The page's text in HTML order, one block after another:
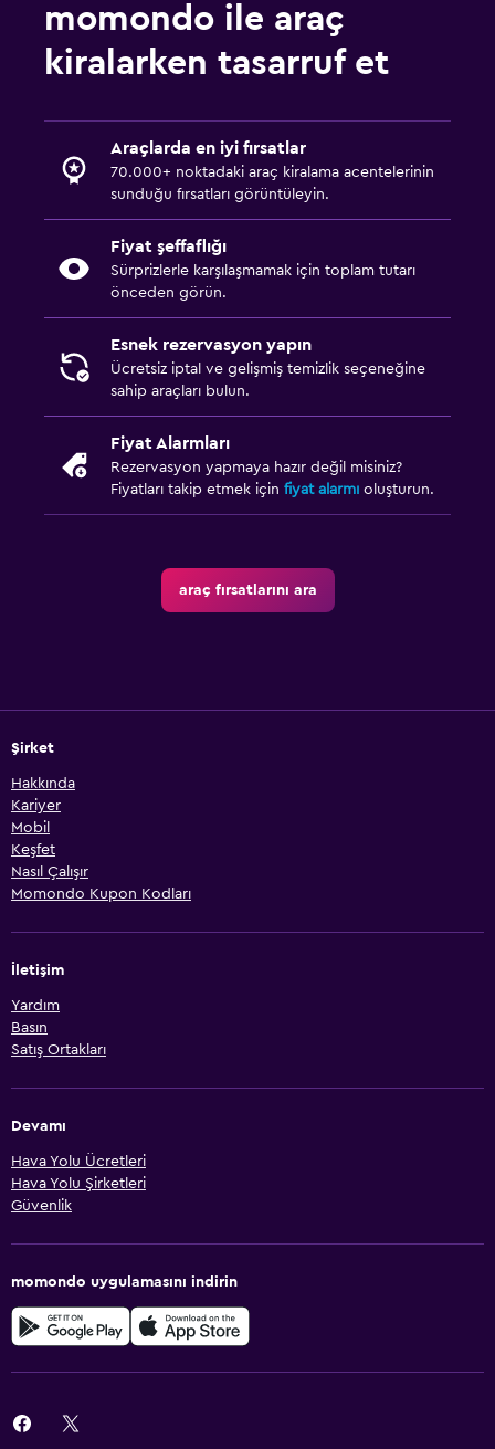
momondo ile araç
kiralarken tasarruf et
Araçlarda en iyi fırsatlar
70.000+ noktadaki araç kiralama acentelerinin
sunduğu fırsatları görüntüleyin.
Fiyat şeffaflığı
Sürprizlerle karşılaşmamak için toplam tutarı
önceden görün.
Esnek rezervasyon yapın
Ücretsiz iptal ve gelişmiş temizlik seçeneğine
sahip araçları bulun.
Fiyat Alarmları
Rezervasyon yapmaya hazır değil misiniz?
Fiyatları takip etmek için fiyat alarmı oluşturun.
araç fırsatlarını ara
Şirket
Hakkında
Kariyer
Mobil
Keşfet
Nasıl Çalışır
Momondo Kupon Kodları
İletişim
Yardım
Basın
Satış Ortakları
Devamı
Hava Yolu Ücretleri
Hava Yolu Şirketleri
Güvenlik
momondo uygulamasını indirin